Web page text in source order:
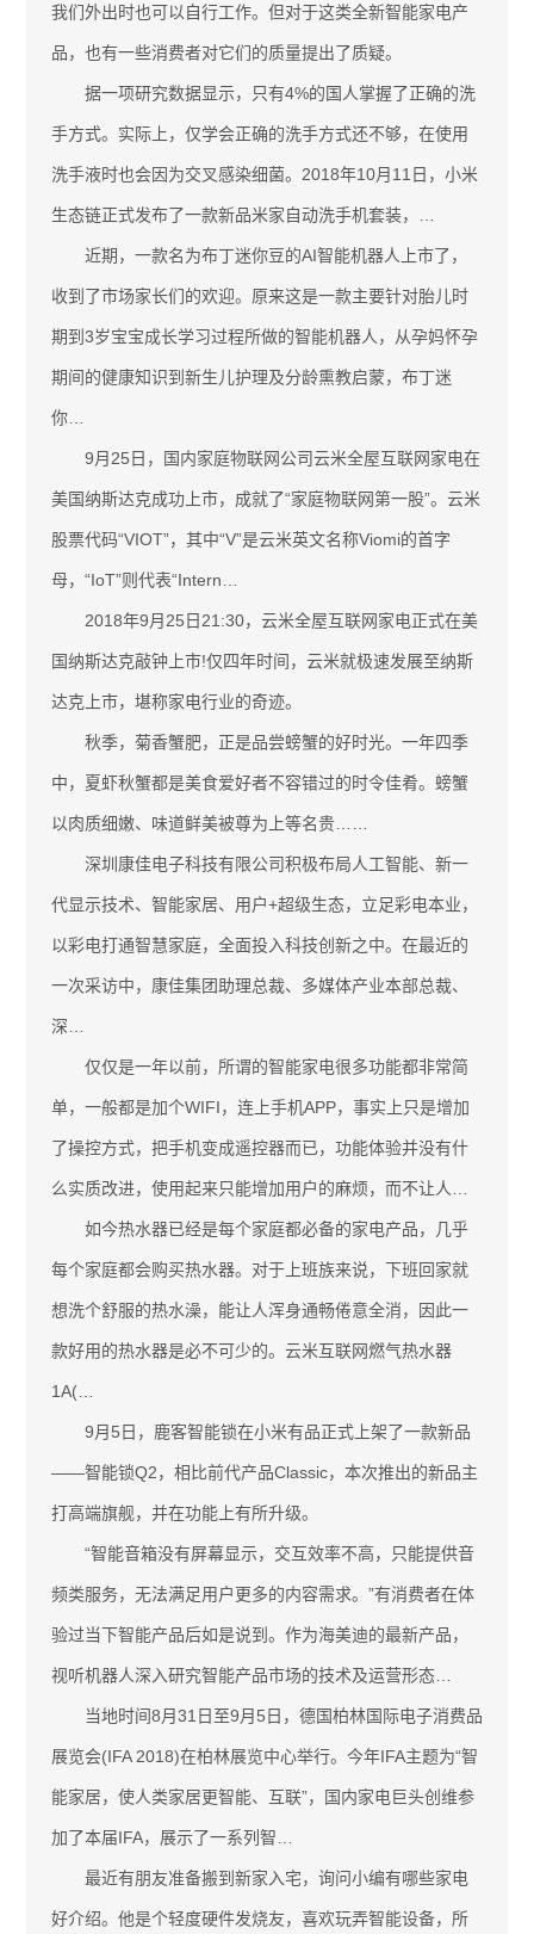
我们外出时也可以自行工作。但对于这类全新智能家电产
品，也有一些消费者对它们的质量提出了质疑。
据一项研究数据显示，只有4%的国人掌握了正确的洗
手方式。实际上，仅学会正确的洗手方式还不够，在使用
洗手液时也会因为交叉感染细菌。2018年10月11日，小米
生态链正式发布了一款新品米家自动洗手机套装，…
近期，一款名为布丁迷你豆的AI智能机器人上市了，
收到了市场家长们的欢迎。原来这是一款主要针对胎儿时
期到3岁宝宝成长学习过程所做的智能机器人，从孕妈怀孕
期间的健康知识到新生儿护理及分龄熏教启蒙，布丁迷
你…
9月25日，国内家庭物联网公司云米全屋互联网家电在
美国纳斯达克成功上市，成就了“家庭物联网第一股”。云米
股票代码“VIOT”，其中“V”是云米英文名称Viomi的首字
母，“IoT”则代表“Intern…
2018年9月25日21:30，云米全屋互联网家电正式在美
国纳斯达克敲钟上市!仅四年时间，云米就极速发展至纳斯
达克上市，堪称家电行业的奇迹。
秋季，菊香蟹肥，正是品尝螃蟹的好时光。一年四季
中，夏虾秋蟹都是美食爱好者不容错过的时令佳肴。螃蟹
以肉质细嫩、味道鲜美被尊为上等名贵……
深圳康佳电子科技有限公司积极布局人工智能、新一
代显示技术、智能家居、用户+超级生态，立足彩电本业，
以彩电打通智慧家庭，全面投入科技创新之中。在最近的
一次采访中，康佳集团助理总裁、多媒体产业本部总裁、
深…
仅仅是一年以前，所谓的智能家电很多功能都非常简
单，一般都是加个WIFI，连上手机APP，事实上只是增加
了操控方式，把手机变成遥控器而已，功能体验并没有什
么实质改进，使用起来只能增加用户的麻烦，而不让人…
如今热水器已经是每个家庭都必备的家电产品，几乎
每个家庭都会购买热水器。对于上班族来说，下班回家就
想洗个舒服的热水澡，能让人浑身通畅倦意全消，因此一
款好用的热水器是必不可少的。云米互联网燃气热水器
1A(…
9月5日，鹿客智能锁在小米有品正式上架了一款新品
——智能锁Q2，相比前代产品Classic，本次推出的新品主
打高端旗舰，并在功能上有所升级。
“智能音箱没有屏幕显示，交互效率不高，只能提供音
频类服务，无法满足用户更多的内容需求。”有消费者在体
验过当下智能产品后如是说到。作为海美迪的最新产品，
视听机器人深入研究智能产品市场的技术及运营形态…
当地时间8月31日至9月5日，德国柏林国际电子消费品
展览会(IFA 2018)在柏林展览中心举行。今年IFA主题为“智
能家居，使人类家居更智能、互联”，国内家电巨头创维参
加了本届IFA，展示了一系列智…
最近有朋友准备搬到新家入宅，询问小编有哪些家电
好介绍。他是个轻度硬件发烧友，喜欢玩弄智能设备，所